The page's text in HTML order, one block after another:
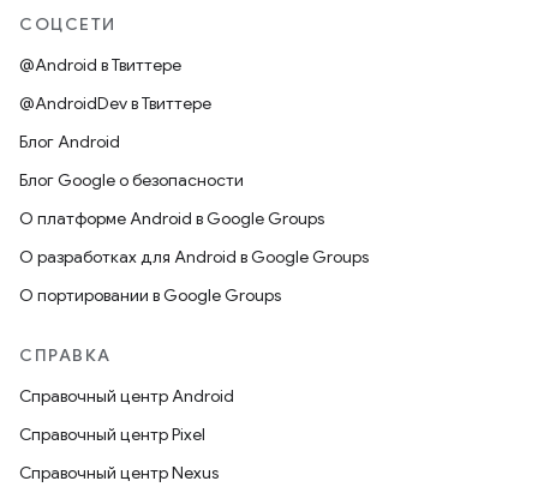
СОЦСЕТИ
@Android в Твиттере
@AndroidDev в Твиттере
Блог Android
Блог Google о безопасности
О платформе Android в Google Groups
О разработках для Android в Google Groups
О портировании в Google Groups
СПРАВКА
Справочный центр Android
Справочный центр Pixel
Справочный центр Nexus